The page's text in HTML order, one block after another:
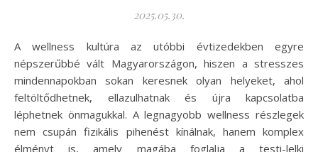
2025.05.30.
A wellness kultúra az utóbbi évtizedekben egyre
népszerűbbé vált Magyarországon, hiszen a stresszes
mindennapokban sokan keresnek olyan helyeket, ahol
feltöltődhetnek, ellazulhatnak és újra kapcsolatba
léphetnek önmagukkal. A legnagyobb wellness részlegek
nem csupán fizikális pihenést kínálnak, hanem komplex
élményt is, amely magába foglalja a testi-lelki